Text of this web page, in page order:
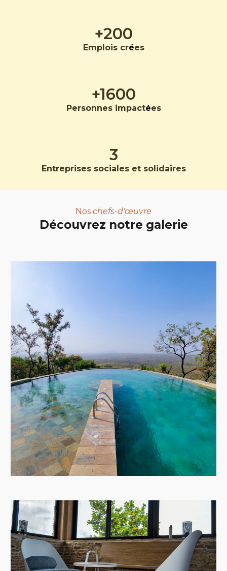
+200
Emplois crées
+1600
Personnes impactées
3
Entreprises sociales et solidaires
Nos chefs-d'œuvre
Découvrez notre galerie